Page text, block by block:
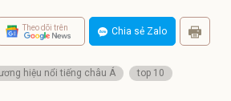
Theo dõi trên Chia sẻ Zalo
hiệu nổi tiếng châu Á top 10